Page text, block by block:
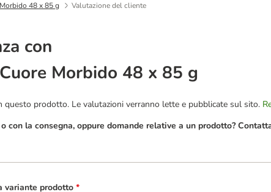
48 x 85 g Valutazione del cliente
con
Morbido 48 x 85 g
questo prodotto. Le valutazioni verranno lette e pubblicate sul sito.
con la consegna, oppure domande relative a un prodotto?
variante prodotto *